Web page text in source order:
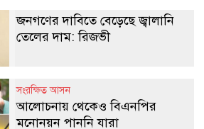
জনগণের দাবিতে বেড়েছে জ্বালানি
তেলের দাম: রিজভী
সংরক্ষিত আসন
আলোচনায় থেকেও বিএনপির
মনোনয়ন পাননি যারা